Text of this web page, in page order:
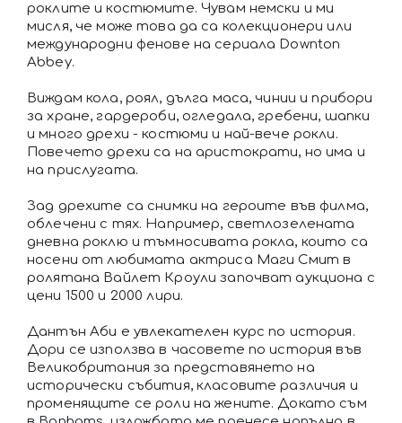
роклите и костюмите. Чувам немски и ми
мисля, че може това да са колекционери или
международни фенове на сериала Downton
Abbey.
Виждам кола, роял, дълга маса, чинии и прибори
за хране, гардероби, огледала, гребени, шапки
и много дрехи - костюми и най-вече рокли.
Повечето дрехи са на аристократи, но има и
на прислугата.
Зад дрехите са снимки на героите във филма,
облечени с тях. Например, светлозелената
дневна роклю и тъмносивата рокла, които са
носени от любимата актриса Маги Смит в
ролятана Вайлет Кроули започват аукциона с
цени 1500 и 2000 лири.
Дантън Аби е увлекателен курс по история.
Дори се използва в часовете по история във
Великобритания за представянето на
исторически събития, класовите различия и
променящите се роли на жените. Докато съм